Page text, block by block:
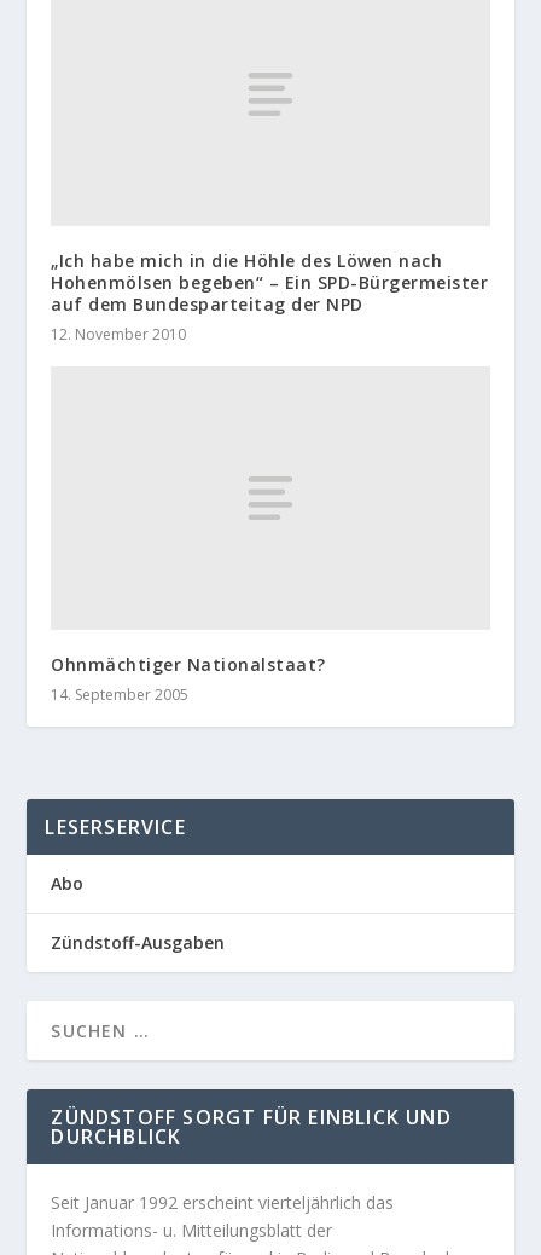
„Ich habe mich in die Höhle des Löwen nach
Hohenmölsen begeben“ – Ein SPD-Bürgermeister
auf dem Bundesparteitag der NPD
12. November 2010
Ohnmächtiger Nationalstaat?
14. September 2005
LESERSERVICE
Abo
Zündstoff-Ausgaben
ZÜNDSTOFF SORGT FÜR EINBLICK UND
DURCHBLICK
Seit Januar 1992 erscheint vierteljährlich das
Informations- u. Mitteilungsblatt der